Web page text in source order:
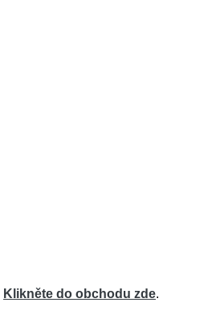
Klikněte do obchodu zde.